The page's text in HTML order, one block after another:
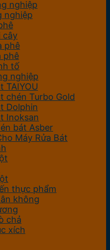
nghiệp
nghiệp
cây
phê
phê
tố
nghiệp
TAIYOU
chén Turbo Gold
Dolphin
Inoksan
bát Asber
Máy Rửa Bát
thực phẩm
không
chả
xích